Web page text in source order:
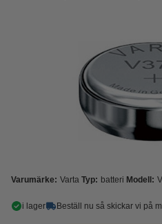
Varumärke: Varta Typ: batteri Modell:
i lager Beställ nu så skickar vi på